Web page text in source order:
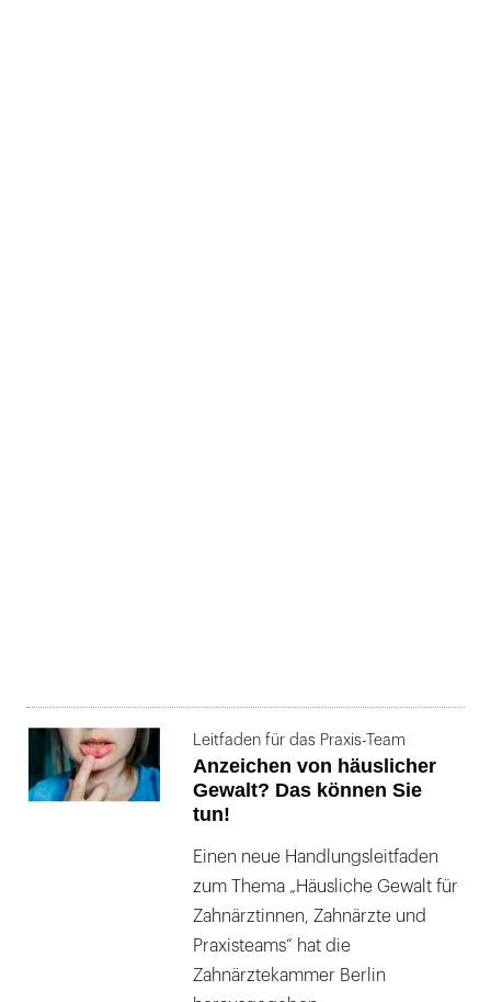
Leitfaden für das Praxis-Team
Anzeichen von häuslicher
Gewalt? Das können Sie
tun!
Einen neue Handlungsleitfaden
zum Thema „Häusliche Gewalt für
Zahnärztinnen, Zahnärzte und
Praxisteams“ hat die
Zahnärztekammer Berlin